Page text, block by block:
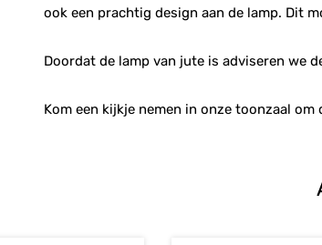
ook een prachtig design aan de lamp. Dit
Doordat de lamp van jute is adviseren we
Kom een kijkje nemen in onze toonzaal om